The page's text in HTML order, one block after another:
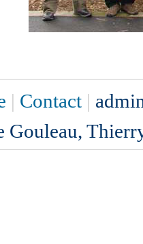
| Contact |
Gouleau,